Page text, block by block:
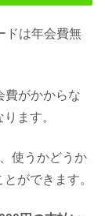
ドは年会費無
費がかからな
ます。
使うかどうか
ができます。